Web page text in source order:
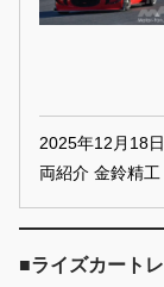
2025年12月18
両紹介 金鈴精
■ライズカート